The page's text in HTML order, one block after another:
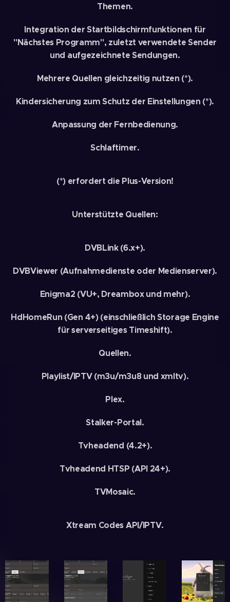
Themen.
Integration der Startbildschirmfunktionen für
"Nächstes Programm", zuletzt verwendete Sender
und aufgezeichnete Sendungen.
Mehrere Quellen gleichzeitig nutzen (*).
Kindersicherung zum Schutz der Einstellungen (*).
Anpassung der Fernbedienung.
Schlaftimer.
(*) erfordert die Plus-Version!
Unterstützte Quellen:
DVBLink (6.x+).
DVBViewer (Aufnahmedienste oder Medienserver).
Enigma2 (VU+, Dreambox und mehr).
HdHomeRun (Gen 4+) (einschließlich Storage Engine
für serverseitiges Timeshift).
Quellen.
Playlist/IPTV (m3u/m3u8 und xmltv).
Plex.
Stalker-Portal.
Tvheadend (4.2+).
Tvheadend HTSP (API 24+).
TVMosaic.
Xtream Codes API/IPTV.